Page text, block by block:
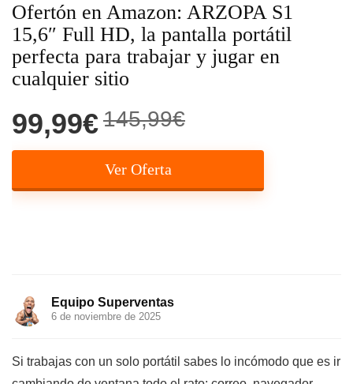
Ofertón en Amazon: ARZOPA S1
15,6″ Full HD, la pantalla portátil
perfecta para trabajar y jugar en
cualquier sitio
99,99€145,99€
Ver Oferta
Equipo Superventas
6 de noviembre de 2025
Si trabajas con un solo portátil sabes lo incómodo que es ir